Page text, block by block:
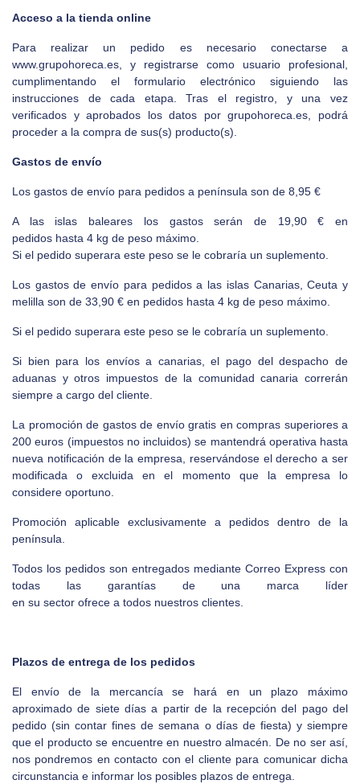
Acceso a la tienda online
Para realizar un pedido es necesario conectarse a
www.grupohoreca.es, y registrarse como usuario profesional,
cumplimentando el formulario electrónico siguiendo las
instrucciones de cada etapa. Tras el registro, y una vez
verificados y aprobados los datos por grupohoreca.es, podrá
proceder a la compra de sus(s) producto(s).
Gastos de envío
Los gastos de envío para pedidos a península son de 8,95 €
A las islas baleares los gastos serán de 19,90 € en
pedidos hasta 4 kg de peso máximo.
Si el pedido superara este peso se le cobraría un suplemento.
Los gastos de envío para pedidos a las islas Canarias, Ceuta y
melilla son de 33,90 € en pedidos hasta 4 kg de peso máximo.
Si el pedido superara este peso se le cobraría un suplemento.
Si bien para los envíos a canarias, el pago del despacho de
aduanas y otros impuestos de la comunidad canaria correrán
siempre a cargo del cliente.
La promoción de gastos de envío gratis en compras superiores a
200 euros (impuestos no incluidos) se mantendrá operativa hasta
nueva notificación de la empresa, reservándose el derecho a ser
modificada o excluida en el momento que la empresa lo
considere oportuno.
Promoción aplicable exclusivamente a pedidos dentro de la
península.
Todos los pedidos son entregados mediante Correo Express con
todas las garantías de una marca líder
en su sector ofrece a todos nuestros clientes.
Plazos de entrega de los pedidos
El envío de la mercancía se hará en un plazo máximo
aproximado de siete días a partir de la recepción del pago del
pedido (sin contar fines de semana o días de fiesta) y siempre
que el producto se encuentre en nuestro almacén. De no ser así,
nos pondremos en contacto con el cliente para comunicar dicha
circunstancia e informar los posibles plazos de entrega.